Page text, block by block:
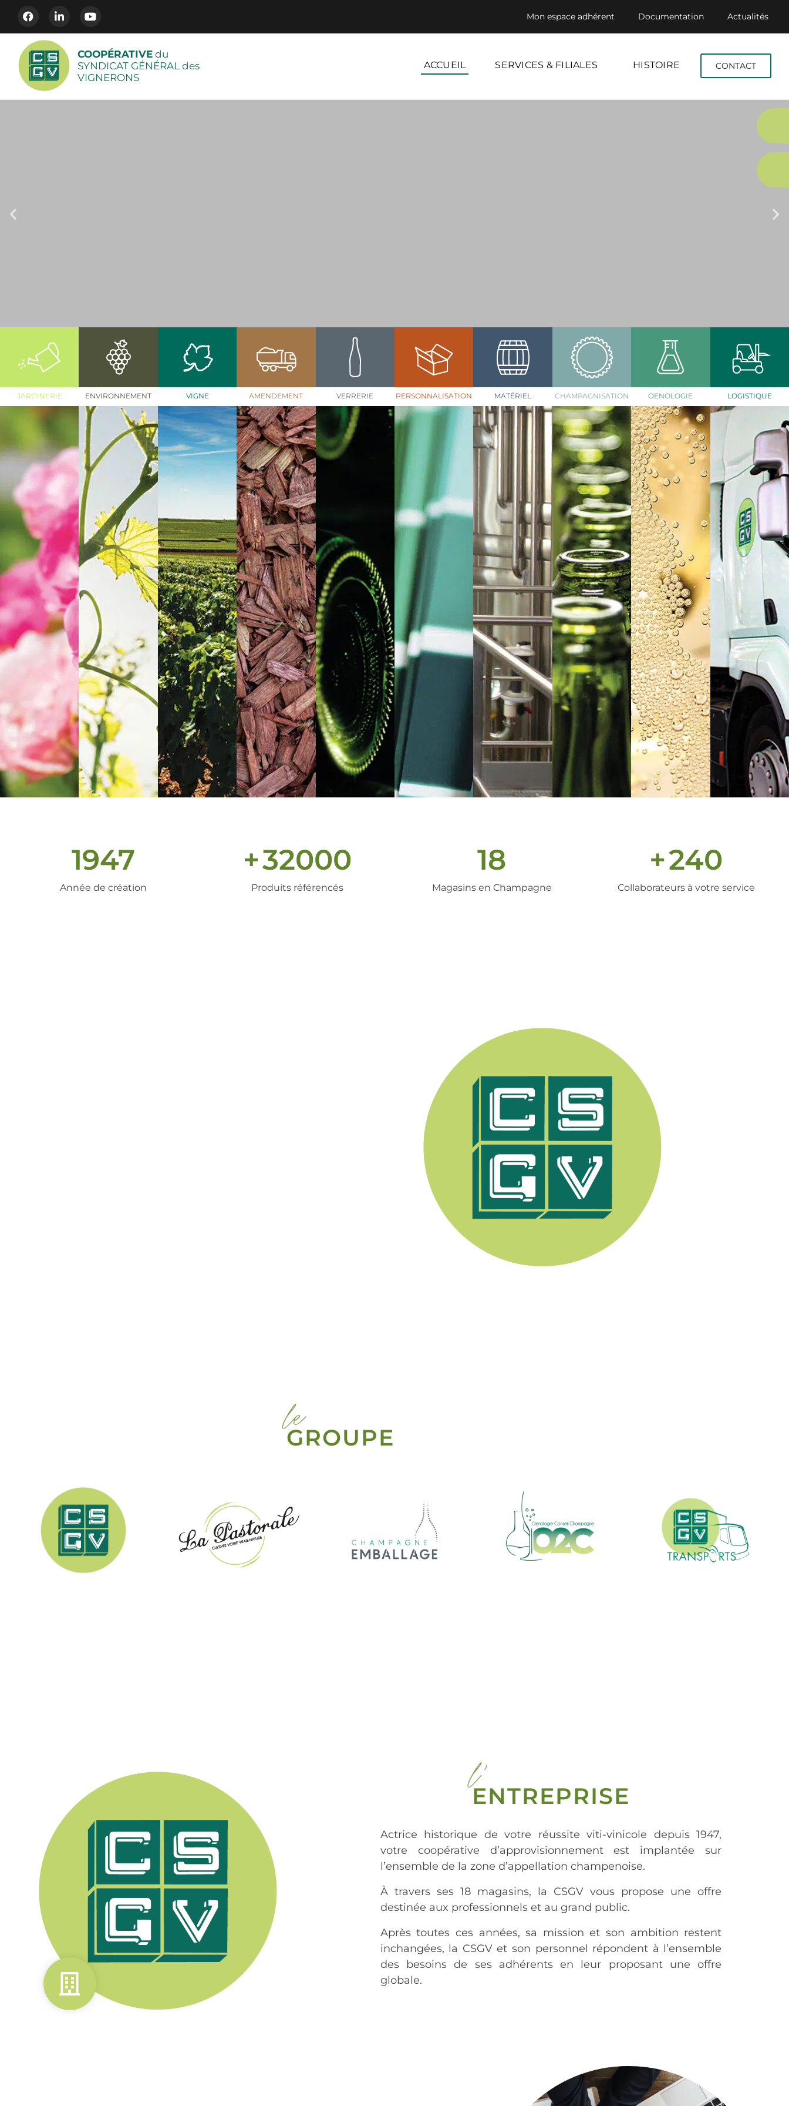
Mon espace adhérent Documentation Actualités
COOPÉRATIVE du
SYNDICAT GÉNÉRAL des
VIGNERONS
ACCUEIL SERVICES & FILIALES HISTOIRE CONTACT
JARDINERIE ENVIRONNEMENT VIGNE AMENDEMENT VERRERIE PERSONNALISATION MATÉRIEL CHAMPAGNISATION OENOLOGIE LOGISTIQUE
1947
Année de création
+32000
Produits référencés
18
Magasins en Champagne
+240
Collaborateurs à votre service
le
GROUPE
l'
ENTREPRISE
Actrice historique de votre réussite viti-vinicole depuis 1947,
votre coopérative d’approvisionnement est implantée sur
l’ensemble de la zone d’appellation champenoise.
À travers ses 18 magasins, la CSGV vous propose une offre
destinée aux professionnels et au grand public.
Après toutes ces années, sa mission et son ambition restent
inchangées, la CSGV et son personnel répondent à l’ensemble
des besoins de ses adhérents en leur proposant une offre
globale.